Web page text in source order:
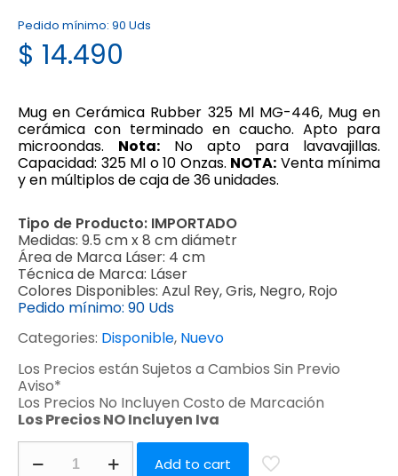
Pedido mínimo: 90 Uds
$ 14.490
Mug en Cerámica Rubber 325 Ml MG-446, Mug en
cerámica con terminado en caucho. Apto para
microondas. Nota: No apto para lavavajillas.
Capacidad: 325 Ml o 10 Onzas. NOTA: Venta mínima
y en múltiplos de caja de 36 unidades.
Tipo de Producto: IMPORTADO
Medidas: 9.5 cm x 8 cm diámetr
Área de Marca Láser: 4 cm
Técnica de Marca: Láser
Colores Disponibles: Azul Rey, Gris, Negro, Rojo
Pedido mínimo: 90 Uds
Categories: Disponible, Nuevo
Los Precios están Sujetos a Cambios Sin Previo
Aviso*
Los Precios No Incluyen Costo de Marcación
Los Precios NO Incluyen Iva
Add to cart